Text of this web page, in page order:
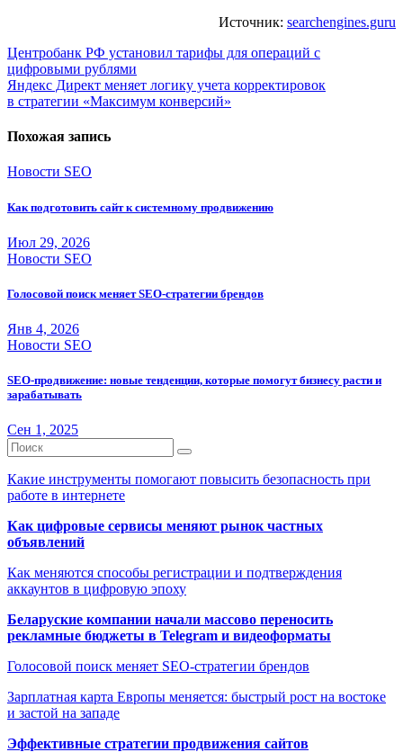
Источник: searchengines.guru
Навигация
по
записям
Центробанк РФ установил тарифы для операций с
цифровыми рублями
Яндекс Директ меняет логику учета корректировок
в стратегии «Максимум конверсий»
Похожая запись
Новости SEO
Как подготовить сайт к системному продвижению
Июл 29, 2026
Новости SEO
Голосовой поиск меняет SEO-стратегии брендов
Янв 4, 2026
Новости SEO
SEO-продвижение: новые тенденции, которые помогут бизнесу расти и
зарабатывать
Сен 1, 2025
Какие инструменты помогают повысить безопасность при
работе в интернете
Как цифровые сервисы меняют рынок частных
объявлений
Как меняются способы регистрации и подтверждения
аккаунтов в цифровую эпоху
Беларуские компании начали массово переносить
рекламные бюджеты в Telegram и видеоформаты
Голосовой поиск меняет SEO-стратегии брендов
Зарплатная карта Европы меняется: быстрый рост на востоке
и застой на западе
Эффективные стратегии продвижения сайтов